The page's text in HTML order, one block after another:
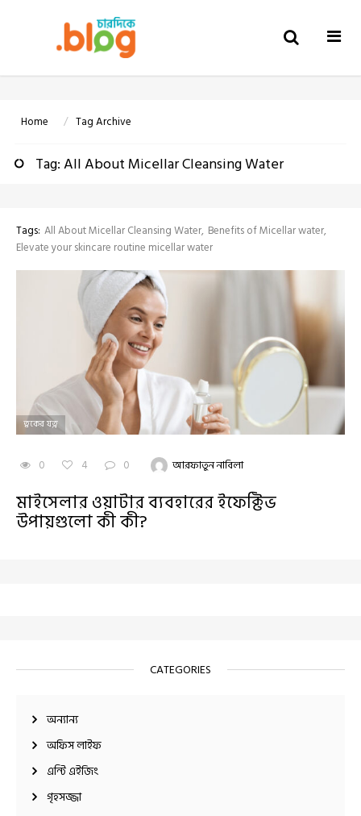
CATEGORIES
অন্যান্য
অফিস লাইফ
এন্টি এইজিং
গৃহসজ্জা
Home Tag Archive
Tag: All About Micellar Cleansing Water
Tags: All About Micellar Cleansing Water Benefits of Micellar water
Elevate your skincare routine micellar water
ত্বকের যত্ন
0 4 0 আরফাতুন নাবিলা
মাইসেলার ওয়াটার ব্যবহারের ইফেক্টিভ
উপায়গুলো কী কী?